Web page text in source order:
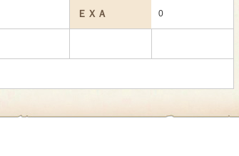
ＥＸＡ 0